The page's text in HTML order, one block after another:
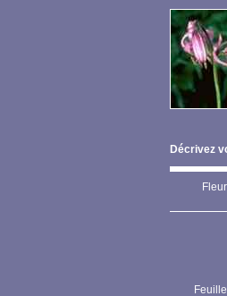
Décrivez
Fleur
Feuille